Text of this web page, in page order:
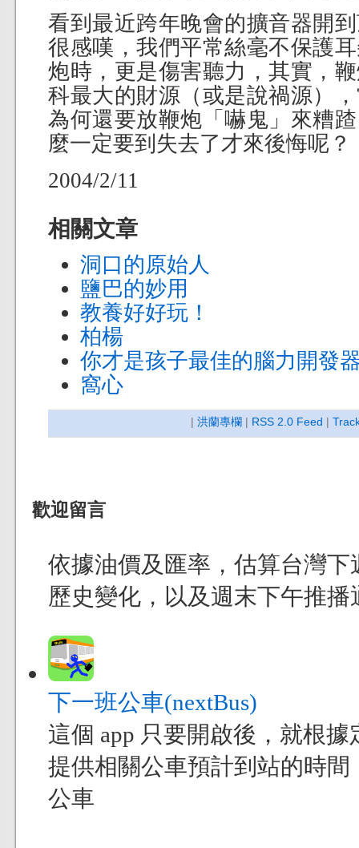
看到最近跨年晚會的擴音器開
很感嘆，我們平常絲毫不保護
炮時，更是傷害聽力，其實，
科最大的財源（或是說禍源）
為何還要放鞭炮「嚇鬼」來糟
麼一定要到失去了才來後悔呢？
2004/2/11
相關文章
洞口的原始人
鹽巴的妙用
教養好好玩！
柏楊
你才是孩子最佳的腦力開發
窩心
| 洪蘭專欄 | RSS 2.0 Feed |
歡迎留言
依據油價及匯率，估算台灣
歷史變化，以及週末下午推
下一班公車(nextBus)
這個 app 只要開啟後，就根
提供相關公車預計到站的時
公車